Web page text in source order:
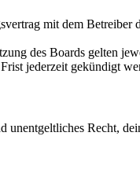
mit dem Betreiber
des Boards gelten
jederzeit gekündigt
Recht,